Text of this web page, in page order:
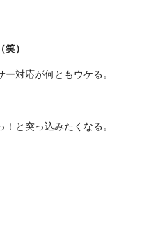
）
対応が何ともウケる。
と突っ込みたくなる。